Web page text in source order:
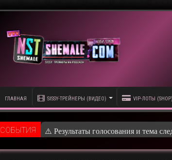
ГЛАВНАЯ SISSY-ТРЕЙНЕРЫ (ВИДЕО) VIP-ЛОТЫ (SHOP)
CОБЫТИЯ ⚠️ Кадры из пред